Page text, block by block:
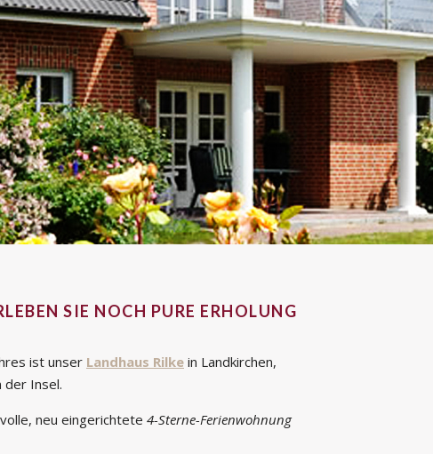
SIE NOCH PURE ERHOLUNG
ist unser Landhaus Rilke in Landkirchen,
der Insel.
neu eingerichtete 4-Sterne-Ferienwohnung